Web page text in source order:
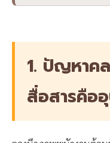
1. ปัญหาค
สื่อสารคือ